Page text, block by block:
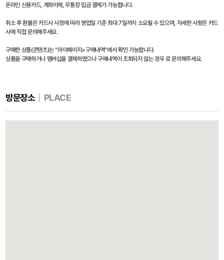
온라인 신용카드, 계좌이체, 무통장 입금 결제가 가능합니다.
취소 후 환불은 카드사 사정에 따라 영업일 기준 최대 7일까지 소요될 수 있으며, 자세한 사항은 카드
사에 직접 문의해주세요.
구매한 상품(콘텐츠)는 "마이페이지>구매내역"에서 확인 가능합니다.
상품을 구매하거나 멤버십을 결제하였으나 구매내역이 조회되지 않는 경우 로 문의해주세요.
방문장소 PLACE
인생장사학교 사이트 개편 오픈 안내